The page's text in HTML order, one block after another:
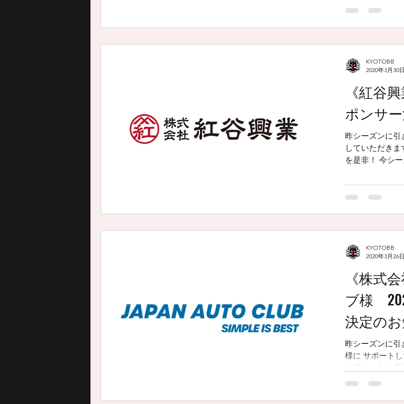
まえの
《紅谷
ポンサ
昨シーズンに引
していただきます。 鉄骨工事は安心お任せの
を是非！ 今シーズンもよろしくお願いいたします。
谷興業...
KYOTOBB
2020年3月30日
《株式
ブ様
決定のお
昨シーズンに
様に サポートしていただ
お考えの方は
ススメします
KYOTOBB
2020年3月26日